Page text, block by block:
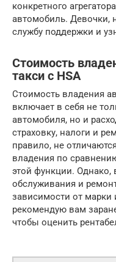
конкретного
автомобиль. Девочки,
службу поддержки и
Стоимость
такси с HSA
Стоимость владения
включает в себя не
автомобиля, но и
страховку, налоги и
правило, не
владения по
этой функции. Однако,
обслуживания и
зависимости от
рекомендую вам
чтобы оценить